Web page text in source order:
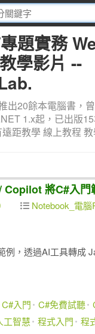
題實務
學影片 --
出20餘本電腦書，
1.x起，已出版
距教學 線上教程 教
Copilot 將C#入門
Notebook_電腦
例，透過AI工具轉成
C#入門 C#免費試聽
工智慧 程式入門 程